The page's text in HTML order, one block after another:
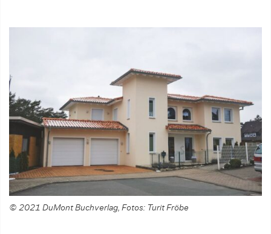
© 2021 DuMont Buchverlag, Fotos: Turit Fröbe